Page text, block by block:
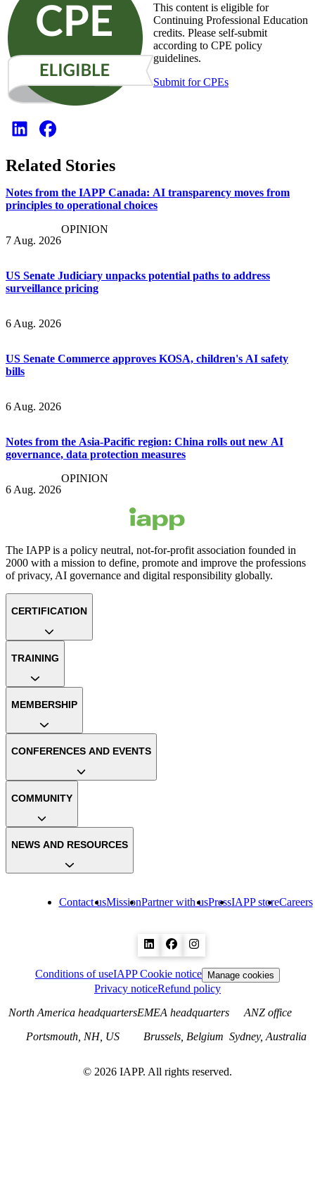
This content is eligible for
Continuing Professional Education
credits. Please self-submit
according to CPE policy
guidelines.
Submit for CPEs
Related Stories
Notes from the IAPP Canada: AI transparency moves from
principles to operational choices
7 Aug. 2026
OPINION
US Senate Judiciary unpacks potential paths to address
surveillance pricing
6 Aug. 2026
US Senate Commerce approves KOSA, children's AI safety
bills
6 Aug. 2026
Notes from the Asia-Pacific region: China rolls out new AI
governance, data protection measures
6 Aug. 2026
OPINION
The IAPP is a policy neutral, not-for-profit association founded in
2000 with a mission to define, promote and improve the professions
of privacy, AI governance and digital responsibility globally.
Contact usMissionPartner with usPressIAPP storeCareers
CERTIFICATION
TRAINING
MEMBERSHIP
CONFERENCES AND EVENTS
COMMUNITY
NEWS AND RESOURCES
Conditions of useIAPP Cookie notice Manage cookies
Privacy noticeRefund policy
North America headquarters
Portsmouth, NH, US
EMEA headquarters
Brussels, Belgium
ANZ office
Sydney, Australia
© 2026 IAPP. All rights reserved.